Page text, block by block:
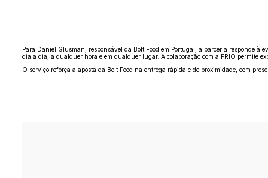
Para Daniel Glusman, responsável da Bolt Food em Portugal, a parceria responde à
dia a dia, a qualquer hora e em qualquer lugar. A colaboração com a PRIO permite
O serviço reforça a aposta da Bolt Food na entrega rápida e de proximidade, com